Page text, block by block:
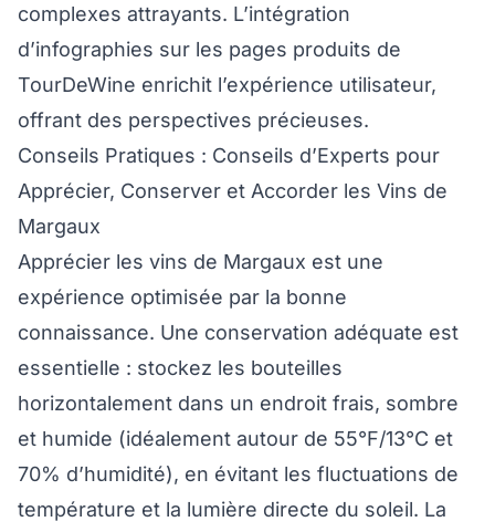
complexes attrayants. L’intégration
d’infographies sur les pages produits de
TourDeWine enrichit l’expérience utilisateur,
offrant des perspectives précieuses.
Conseils Pratiques : Conseils d’Experts pour
Apprécier, Conserver et Accorder les Vins de
Margaux
Apprécier les vins de Margaux est une
expérience optimisée par la bonne
connaissance. Une conservation adéquate est
essentielle : stockez les bouteilles
horizontalement dans un endroit frais, sombre
et humide (idéalement autour de 55°F/13°C et
70% d’humidité), en évitant les fluctuations de
température et la lumière directe du soleil. La